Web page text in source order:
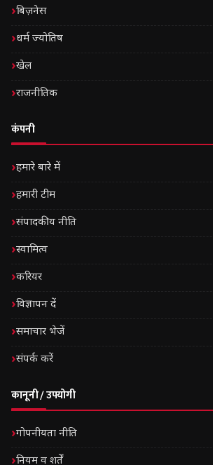
बिज़नेस
धर्म ज्योतिष
खेल
राजनीतिक
कंपनी
हमारे बारे में
हमारी टीम
संपादकीय नीति
स्वामित्व
करियर
विज्ञापन दें
समाचार भेजें
संपर्क करें
कानूनी / उपयोगी
गोपनीयता नीति
नियम व शर्तें